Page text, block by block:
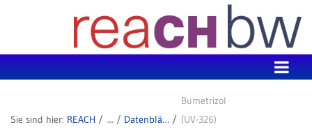
REACH Datenblätter zu SVHC
Bumetrizol
(UV-326)